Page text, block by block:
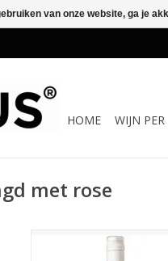
HOME WIJN
met rose
Zalmroze van kleur. Fruitvol
geur. In de mond een
van onze website, ga je